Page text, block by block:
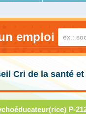
emploi
Cri de la santé
P-